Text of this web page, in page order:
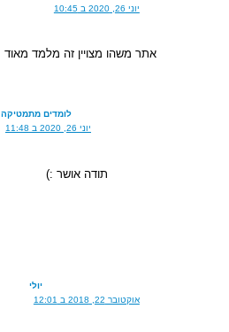
יוני 26, 2020 ב 10:45
אתר משהו מצויין זה מלמד מאוד
לומדים מתמטיקה
יוני 26, 2020 ב 11:48
תודה אושר :)
יולי
אוקטובר 22, 2018 ב 12:01